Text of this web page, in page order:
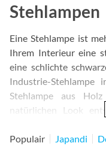
Stehlampen
Eine Stehlampe ist
Ihrem Interieur eine
eine schlichte
Industrie-
Stehlampe aus
natürlichen Look
Eine große
Populair Japandi